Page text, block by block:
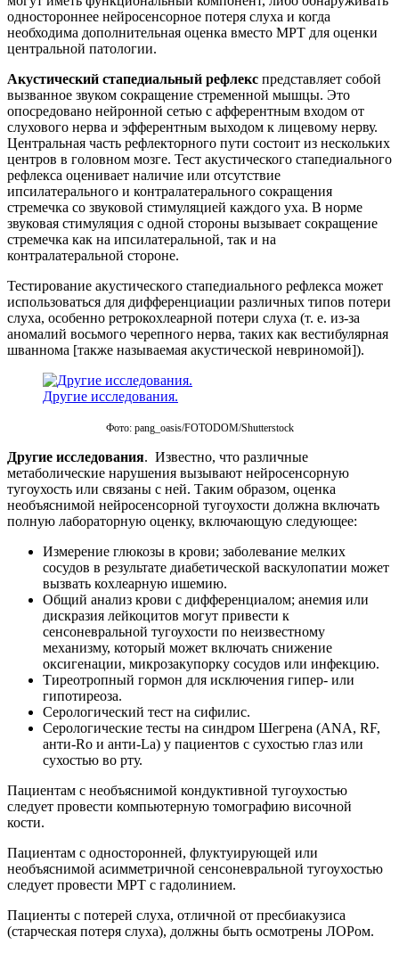
одностороннее нейросенсорное потеря слуха и когда
необходима дополнительная оценка вместо МРТ для оценки
центральной патологии.
Акустический стапедиальный рефлекс представляет собой
вызванное звуком сокращение стременной мышцы. Это
опосредовано нейронной сетью с афферентным входом от
слухового нерва и эфферентным выходом к лицевому нерву.
Центральная часть рефлекторного пути состоит из нескольких
центров в головном мозге. Тест акустического стапедиального
рефлекса оценивает наличие или отсутствие
ипсилатерального и контралатерального сокращения
стремечка со звуковой стимуляцией каждого уха. В норме
звуковая стимуляция с одной стороны вызывает сокращение
стремечка как на ипсилатеральной, так и на
контралатеральной стороне.
Тестирование акустического стапедиального рефлекса может
использоваться для дифференциации различных типов потери
слуха, особенно ретрокохлеарной потери слуха (т. е. из-за
аномалий восьмого черепного нерва, таких как вестибулярная
шваннома [также называемая акустической невриномой]).
Другие исследования.
Фото: pang_oasis/FOTODOM/Shutterstoсk
Другие исследования. Известно, что различные
метаболические нарушения вызывают нейросенсорную
тугоухость или связаны с ней. Таким образом, оценка
необъяснимой нейросенсорной тугоухости должна включать
полную лабораторную оценку, включающую следующее:
Измерение глюкозы в крови; заболевание мелких
сосудов в результате диабетической васкулопатии может
вызвать кохлеарную ишемию.
Общий анализ крови с дифференциалом; анемия или
дискразия лейкоцитов могут привести к
сенсоневральной тугоухости по неизвестному
механизму, который может включать снижение
оксигенации, микрозакупорку сосудов или инфекцию.
Тиреотропный гормон для исключения гипер- или
гипотиреоза.
Серологический тест на сифилис.
Серологические тесты на синдром Шегрена (ANA, RF,
анти-Ro и анти-La) у пациентов с сухостью глаз или
сухостью во рту.
Пациентам с необъяснимой кондуктивной тугоухостью
следует провести компьютерную томографию височной
кости.
Пациентам с односторонней, флуктуирующей или
необъяснимой асимметричной сенсоневральной тугоухостью
следует провести МРТ с гадолинием.
Пациенты с потерей слуха, отличной от пресбиакузиса
(старческая потеря слуха), должны быть осмотрены ЛОРом.